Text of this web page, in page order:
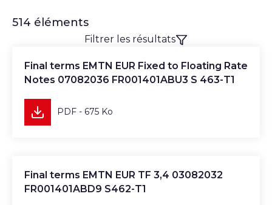
514 éléments
Filtrer les résultats
Télécharger
Final terms EMTN EUR Fixed to Floating Rate
Notes 07082036 FR001401ABU3 S 463-T1
PDF - 675 Ko
Télécharger
Final terms EMTN EUR TF 3,4 03082032
FR001401ABD9 S462-T1